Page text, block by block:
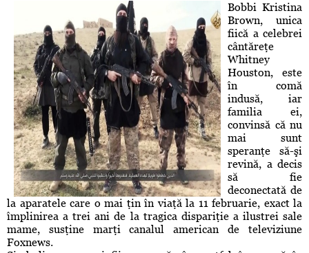
Bobbi Kristina
Brown, unica
fiică a celebrei
cântăreţe
Whitney
Houston, este
în comă
indusă, iar
familia ei,
convinsă că nu
mai sunt
speranţe să-şi
revină, a decis
să fie
deconectată de
la aparatele care o mai ţin în viaţă la 11 februarie, exact la
împlinirea a trei ani de la tragica dispariţie a ilustrei sale
mame, susţine marţi canalul american de televiziune
Foxnews.